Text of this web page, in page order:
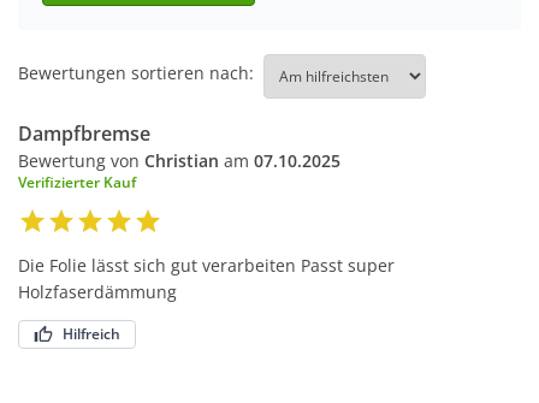
Bewertungen sortieren nach:
Dampfbremse
Bewertung von Christian am 07.10.2025
Verifizierter Kauf
Die Folie lässt sich gut verarbeiten Passt super
Holzfaserdämmung
Hilfreich